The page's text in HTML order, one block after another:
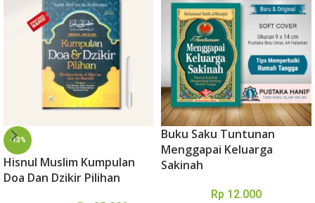
-13%
Hisnul Muslim Kumpulan
Doa Dan Dzikir Pilihan
Buku Saku Tuntunan
Menggapai Keluarga
Sakinah
Rp 12.000